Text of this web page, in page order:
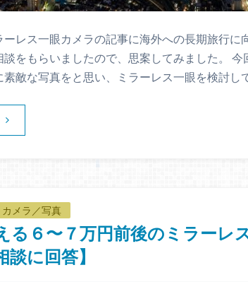
ーレス一眼カメラの記事に海外への長期旅行に
をもらいましたので、思案してみました。 今
素敵な写真をと思い、ミラーレス一眼を検討し
カメラ／写真
る６〜７万円前後のミラーレ
に回答】